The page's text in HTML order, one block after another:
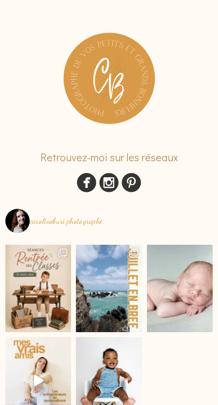
Retrouvez-moi sur les réseaux
carolineburi.photographe